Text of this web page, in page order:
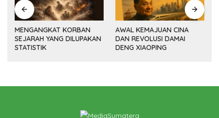
MENGANGKAT KORBAN
SEJARAH YANG DILUPAKAN
STATISTIK
AWAL KEMAJUAN CINA
DAN REVOLUSI DAMAI
DENG XIAOPING